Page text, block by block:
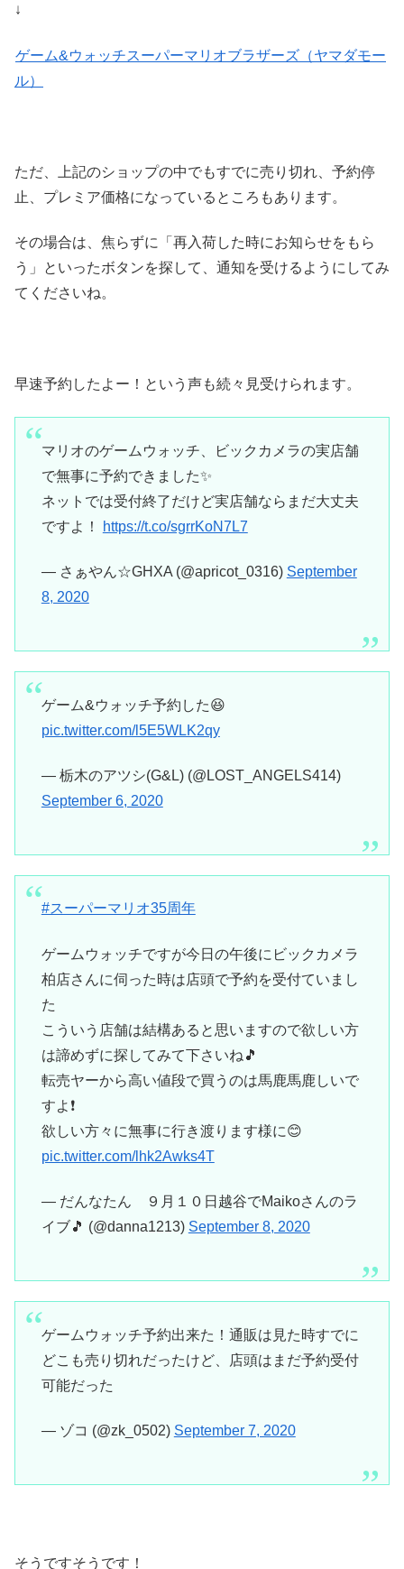
↓
ゲーム&ウォッチスーパーマリオブラザーズ（ヤマダモー
ル）
ただ、上記のショップの中でもすでに売り切れ、予約停
止、プレミア価格になっているところもあります。
その場合は、焦らずに「再入荷した時にお知らせをもら
う」といったボタンを探して、通知を受けるようにしてみ
てくださいね。
早速予約したよー！という声も続々見受けられます。
マリオのゲームウォッチ、ビックカメラの実店舗
で無事に予約できました✨
ネットでは受付終了だけど実店舗ならまだ大丈夫
ですよ！
https://t.co/sgrrKoN7L7
— さぁやん☆GHXA (@apricot_0316) September
8, 2020
ゲーム&ウォッチ予約した😆
pic.twitter.com/l5E5WLK2qy
— 栃木のアツシ(G&L) (@LOST_ANGELS414)
September 6, 2020
#スーパーマリオ35周年
ゲームウォッチですが今日の午後にビックカメラ
柏店さんに伺った時は店頭で予約を受付ていまし
た
こういう店舗は結構あると思いますので欲しい方
は諦めずに探してみて下さいね🎵
転売ヤーから高い値段で買うのは馬鹿馬鹿しいで
すよ❗
欲しい方々に無事に行き渡ります様に😊
pic.twitter.com/lhk2Awks4T
— だんなたん ９月１０日越谷でMaikoさんのラ
イブ🎵 (@danna1213) September 8, 2020
ゲームウォッチ予約出来た！通販は見た時すでに
どこも売り切れだったけど、店頭はまだ予約受付
可能だった
— ゾコ (@zk_0502) September 7, 2020
そうですそうです！